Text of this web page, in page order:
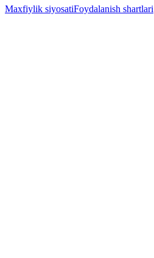
Maxfiylik siyosatiFoydalanish shartlari